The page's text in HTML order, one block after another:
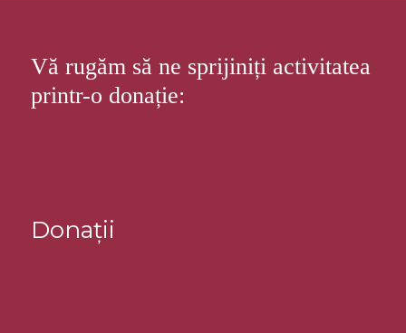
Vă rugăm să ne sprijiniți activitatea
printr-o donație:
Donații